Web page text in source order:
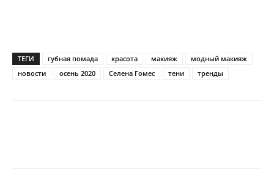
ТЕГИ губная помада красота макияж
модный макияж
новости
осень 2020 Селена Гомес тени тренды